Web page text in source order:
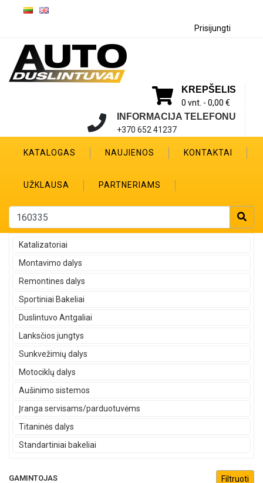
Prisijungti
KREPŠELIS
0 vnt. - 0,00 €
INFORMACIJA TELEFONU
+370 652 41237
KATALOGAS NAUJIENOS KONTAKTAI
UŽKLAUSA PARTNERIAMS
Katalizatoriai
Montavimo dalys
Remontines dalys
Sportiniai Bakeliai
Duslintuvo Antgaliai
Lanksčios jungtys
Sunkvežimių dalys
Motociklų dalys
Aušinimo sistemos
Įranga servisams/parduotuvėms
Titaninės dalys
Standartiniai bakeliai
GAMINTOJAS